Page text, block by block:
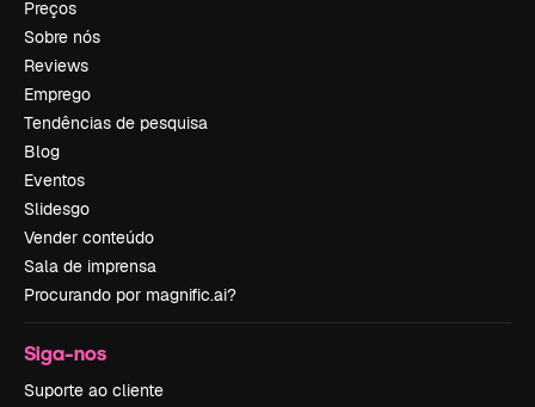
Preços
Sobre nós
Reviews
Emprego
Tendências de pesquisa
Blog
Eventos
Slidesgo
Vender conteúdo
Sala de imprensa
Procurando por magnific.ai?
Siga-nos
Suporte ao cliente